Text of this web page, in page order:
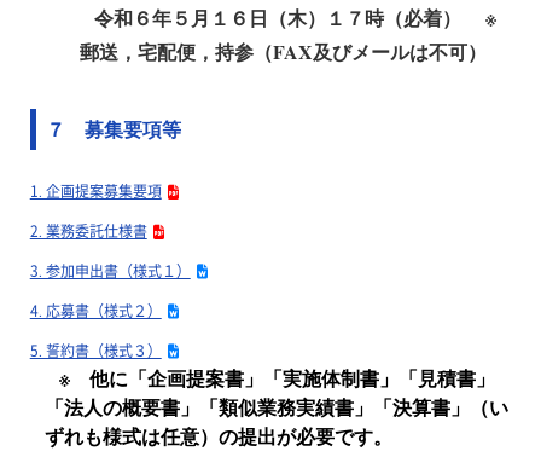
令和６年５月１６日（木）１７時（必着） ※
郵送，宅配便，持参（FAX及びメールは不可）
７ 募集要項等
1. 企画提案募集要項
2. 業務委託仕様書
3. 参加申出書（様式１）
4. 応募書（様式２）
5. 誓約書（様式３）
※ 他に「企画提案書」「実施体制書」「見積書」
「法人の概要書」「類似業務実績書」「決算書」（い
ずれも様式は任意）の提出が必要です。